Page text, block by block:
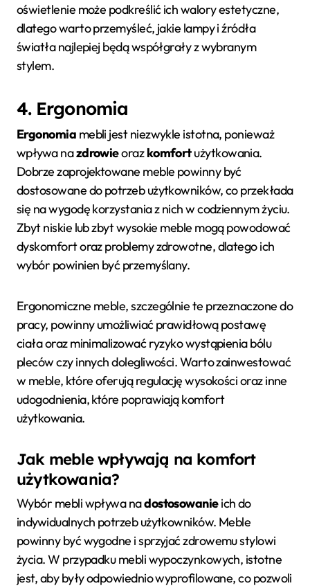
oświetlenie może podkreślić ich walory estetyczne,
dlatego warto przemyśleć, jakie lampy i źródła
światła najlepiej będą współgrały z wybranym
stylem.
4. Ergonomia
Ergonomia mebli jest niezwykle istotna, ponieważ
wpływa nazdrowieorazkomfortużytkowania.
Dobrze zaprojektowane meble powinny być
dostosowane do potrzeb użytkowników, co przekłada
się na wygodę korzystania z nich w codziennym życiu.
Zbyt niskie lub zbyt wysokie meble mogą powodować
dyskomfort oraz problemy zdrowotne, dlatego ich
wybór powinien być przemyślany.
Ergonomiczne meble, szczególnie te przeznaczone do
pracy, powinny umożliwiać prawidłową postawę
ciała oraz minimalizować ryzyko wystąpienia bólu
pleców czy innych dolegliwości. Warto zainwestować
w meble, które oferują regulację wysokości oraz inne
udogodnienia, które poprawiają komfort
użytkowania.
Jak meble wpływają na komfort
użytkowania?
Wybór mebli wpływa nadostosowanieich do
indywidualnych potrzeb użytkowników. Meble
powinny być wygodne i sprzyjać zdrowemu stylowi
życia. W przypadku mebli wypoczynkowych, istotne
jest, aby były odpowiednio wyprofilowane, co pozwoli